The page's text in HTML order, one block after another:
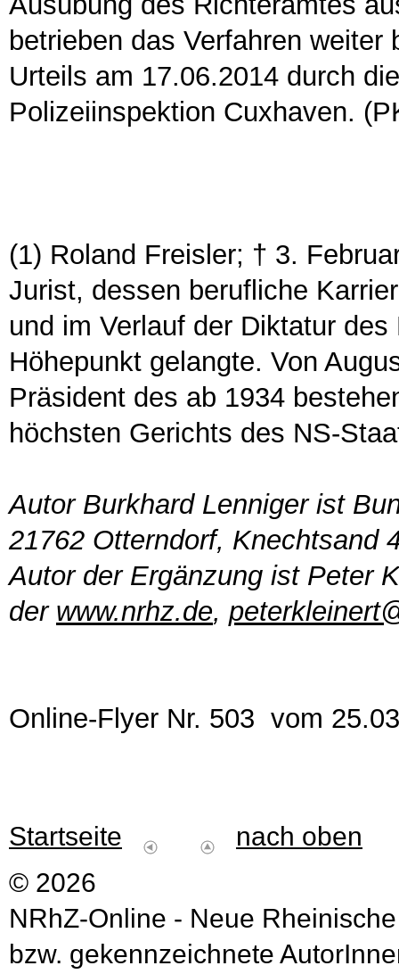
betrieben das Verfahren
Urteils am 17.06.2014 durch
Polizeiinspektion Cuxhaven.
(1) Roland Freisler; † 3.
Jurist, dessen berufliche
und im Verlauf der Diktatur
Höhepunkt gelangte. Von
Präsident des ab 1934
höchsten Gerichts des NS-
Autor Burkhard Lenniger ist
21762 Otterndorf, Knechtsand
Autor der Ergänzung ist Peter
der www.nrhz.de,
Online-Flyer Nr. 503 vom
Startseite
nach oben
© 2026
NRhZ-Online - Neue
bzw. gekennzeichnete